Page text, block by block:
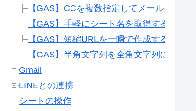
【GAS】CCを複数指定してメールを送
【GAS】手軽にシート名を取得する方法
【GAS】短縮URLを一瞬で作成する方法
【GAS】半角文字列を全角文字列に変換
Gmail
LINEとの連携
シートの操作